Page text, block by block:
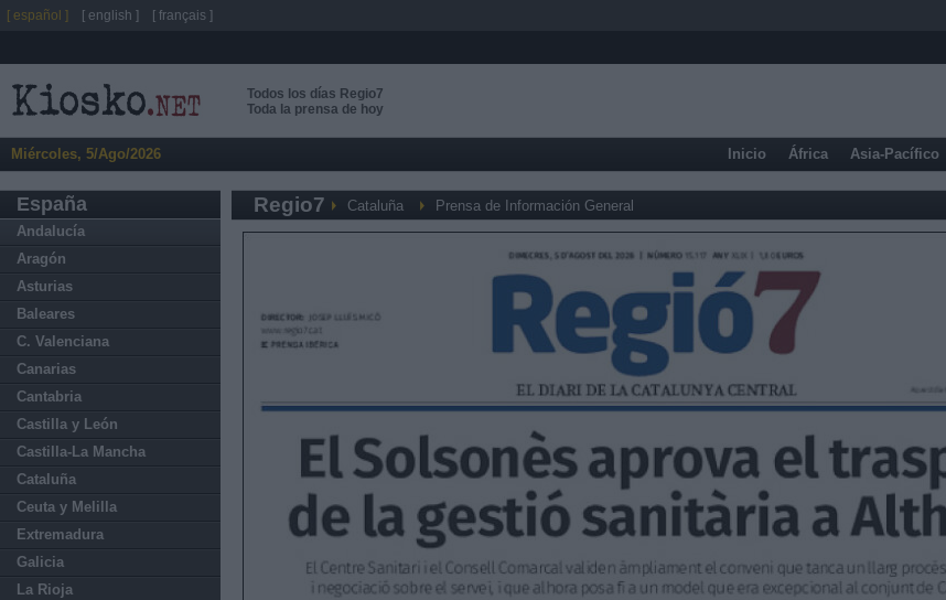
Todos los días Regio7
Toda la prensa de hoy
Miércoles, 5/Ago/2026 Inicio África Asia-Pacífico
España
Andalucía
Aragón
Asturias
Baleares
C. Valenciana
Canarias
Cantabria
Castilla y León
Castilla-La Mancha
Cataluña
Ceuta y Melilla
Extremadura
Galicia
La Rioja
Regio7 Cataluña Prensa de Información General
[ español ] [ english ] [ français ]